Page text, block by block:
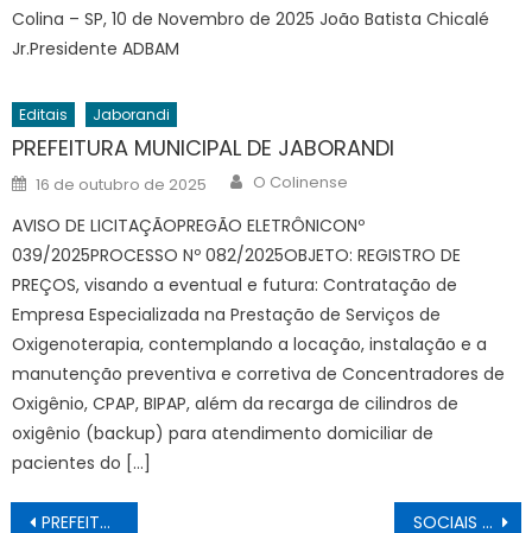
Colina – SP, 10 de Novembro de 2025 João Batista Chicalé
Jr.Presidente ADBAM
Editais Jaborandi
PREFEITURA MUNICIPAL DE JABORANDI
Posted
on
16 de outubro de 2025 Author
O Colinense
AVISO DE LICITAÇÃOPREGÃO ELETRÔNICONº
039/2025PROCESSO Nº 082/2025OBJETO: REGISTRO DE
PREÇOS, visando a eventual e futura: Contratação de
Empresa Especializada na Prestação de Serviços de
Oxigenoterapia, contemplando a locação, instalação e a
manutenção preventiva e corretiva de Concentradores de
Oxigênio, CPAP, BIPAP, além da recarga de cilindros de
oxigênio (backup) para atendimento domiciliar de
pacientes do […]
Navegação
PREFEITURA MUNICIPAL DE JABORANDI SOCIAIS 09/10/2025